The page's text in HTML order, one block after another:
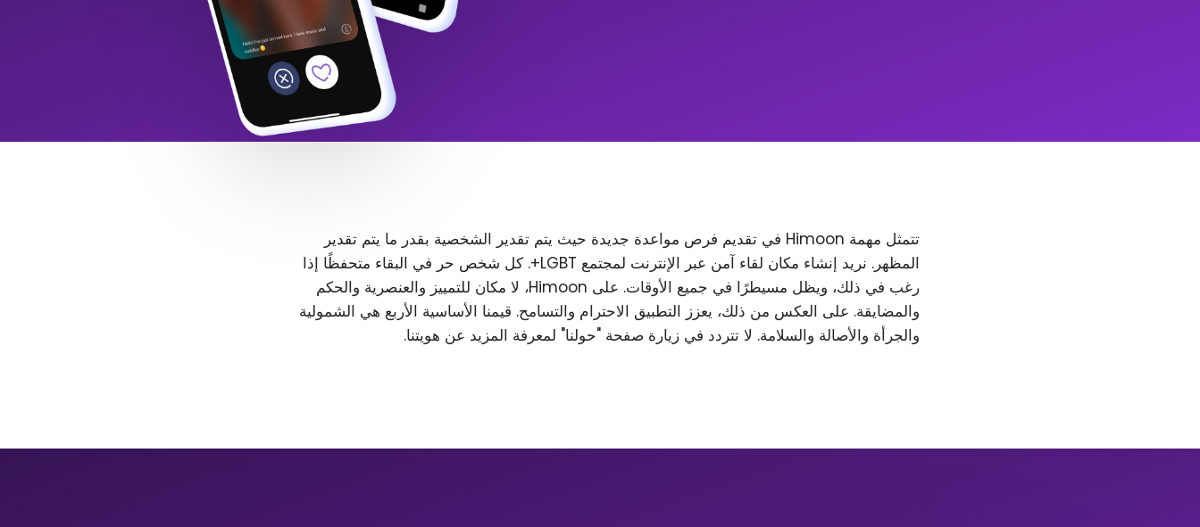
تتمثل مهمة Himoon في تقديم فرص مواعدة جديدة حيث يتم تقدير الشخصية بقدر ما يتم تقدير
المظهر. نريد إنشاء مكان لقاء آمن عبر الإنترنت لمجتمع LGBT+. كل شخص حر في البقاء متحفظًا إذا
رغب في ذلك، ويظل مسيطرًا في جميع الأوقات. على Himoon، لا مكان للتمييز والعنصرية والحكم
والمضايقة. على العكس من ذلك، يعزز التطبيق الاحترام والتسامح. قيمنا الأساسية الأربع هي الشمولية
والجرأة والأصالة والسلامة. لا تتردد في زيارة صفحة "حولنا" لمعرفة المزيد عن هويتنا.